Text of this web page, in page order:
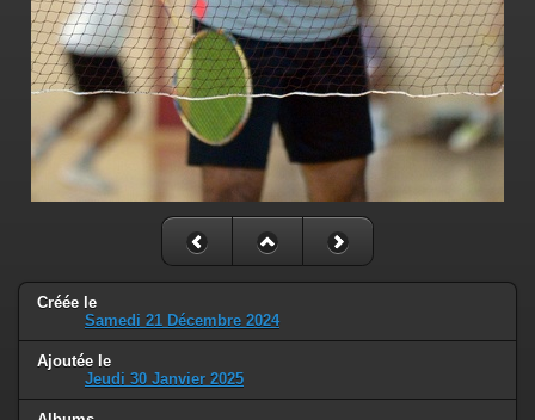
Créée le
Samedi 21 Décembre 2024
Ajoutée le
Jeudi 30 Janvier 2025